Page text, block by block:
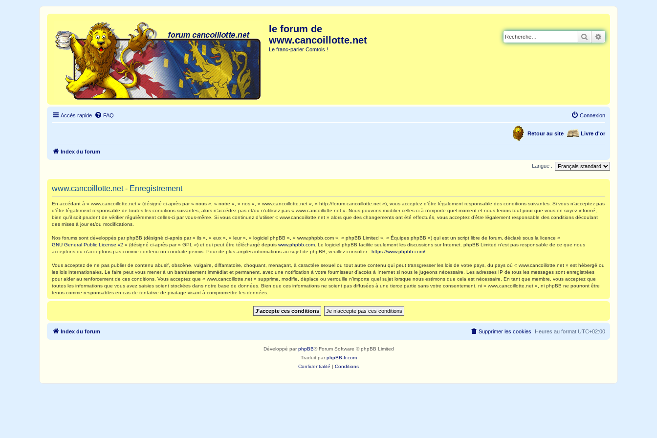
le forum de
www.cancoillotte.net
Le franc-parler Comtois !
Rechercher
Accès rapide FAQ Connexion
Livre d'or
Retour au site
Index du forum
Langue :
www.cancoillotte.net - Enregistrement
En accédant à « www.cancoillotte.net » (désigné ci-après par « nous », « notre », « nos », « www.cancoillotte.net », « http://forum.cancoillotte.net »), vous acceptez d’être légalement responsable des conditions suivantes. Si vous n’acceptez pas
d’être légalement responsable de toutes les conditions suivantes, alors n’accédez pas et/ou n’utilisez pas « www.cancoillotte.net ». Nous pouvons modifier celles-ci à n’importe quel moment et nous ferons tout pour que vous en soyez informé,
bien qu’il soit prudent de vérifier régulièrement celles-ci par vous-même. Si vous continuez d’utiliser « www.cancoillotte.net » alors que des changements ont été effectués, vous acceptez d’être légalement responsable des conditions découlant
des mises à jour et/ou modifications.
Nos forums sont développés par phpBB (désigné ci-après par « ils », « eux », « leur », « logiciel phpBB », « www.phpbb.com », « phpBB Limited », « Équipes phpBB ») qui est un script libre de forum, déclaré sous la licence «
GNU General Public License v2 » (désigné ci-après par « GPL ») et qui peut être téléchargé depuis www.phpbb.com . Le logiciel phpBB facilite seulement les discussions sur Internet. phpBB Limited n’est pas responsable de ce que nous
acceptons ou n’acceptons pas comme contenu ou conduite permis. Pour de plus amples informations au sujet de phpBB, veuillez consulter : https://www.phpbb.com/
Vous acceptez de ne pas publier de contenu abusif, obscène, vulgaire, diffamatoire, choquant, menaçant, à caractère sexuel ou tout autre contenu qui peut transgresser les lois de votre pays, du pays où « www.cancoillotte.net » est hébergé ou
les lois internationales. Le faire peut vous mener à un bannissement immédiat et permanent, avec une notification à votre fournisseur d’accès à Internet si nous le jugeons nécessaire. Les adresses IP de tous les messages sont enregistrées
pour aider au renforcement de ces conditions. Vous acceptez que « www.cancoillotte.net » supprime, modifie, déplace ou verrouille n’importe quel sujet lorsque nous estimons que cela est nécessaire. En tant que membre, vous acceptez que
toutes les informations que vous avez saisies soient stockées dans notre base de données. Bien que ces informations ne soient pas diffusées à une tierce partie sans votre consentement, ni « www.cancoillotte.net », ni phpBB ne pourront être
tenus comme responsables en cas de tentative de piratage visant à compromettre les données.
Index du forum Heures au format UTC+02:00
Supprimer les cookies
Développé parphpBB® Forum Software © phpBB Limited
Traduit parphpBB-fr.com
Confidentialité | Conditions